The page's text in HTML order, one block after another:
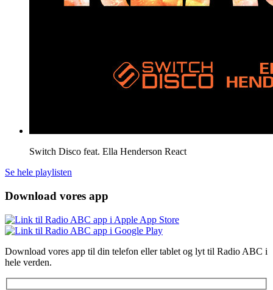
Switch Disco feat. Ella Henderson React
Se hele playlisten
Download vores app
Download vores app til din telefon eller tablet og lyt til Radio ABC i
hele verden.